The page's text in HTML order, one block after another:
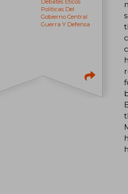
Debates Éticos
Políticas Del
Gobierno Central
Guerra Y Defensa